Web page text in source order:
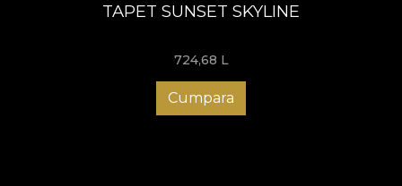
TAPET SUNSET SKYLINE
724,68 L
Cumpara